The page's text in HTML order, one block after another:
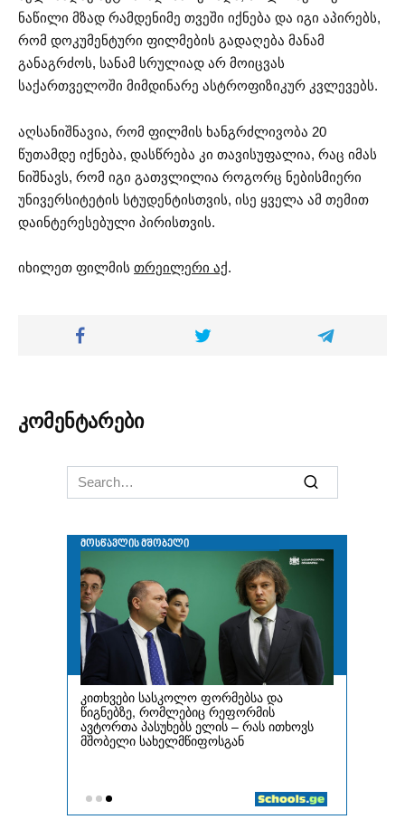
ნაწილი მზად რამდენიმე თვეში იქნება და იგი აპირებს,
რომ დოკუმენტური ფილმების გადაღება მანამ
განაგრძოს, სანამ სრულიად არ მოიცვას
საქართველოში მიმდინარე ასტროფიზიკურ კვლევებს.
აღსანიშნავია, რომ ფილმის ხანგრძლივობა 20
წუთამდე იქნება, დასწრება კი თავისუფალია, რაც იმას
ნიშნავს, რომ იგი გათვლილია როგორც ნებისმიერი
უნივერსიტეტის სტუდენტისთვის, ისე ყველა ამ თემით
დაინტერესებული პირისთვის.
იხილეთ ფილმის თრეილერი აქ.
კომენტარები
Search
for: